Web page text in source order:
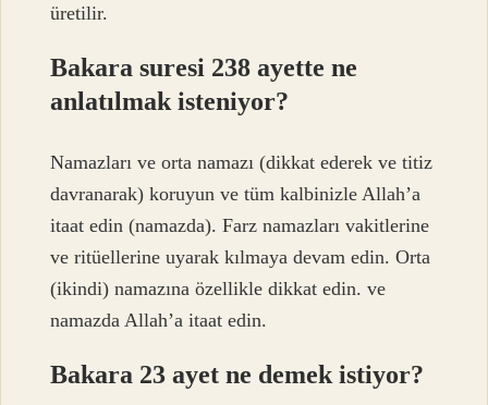
üretilir.
Bakara suresi 238 ayette ne
anlatılmak isteniyor?
Namazları ve orta namazı (dikkat ederek ve titiz
davranarak) koruyun ve tüm kalbinizle Allah’a
itaat edin (namazda). Farz namazları vakitlerine
ve ritüellerine uyarak kılmaya devam edin. Orta
(ikindi) namazına özellikle dikkat edin. ve
namazda Allah’a itaat edin.
Bakara 23 ayet ne demek istiyor?